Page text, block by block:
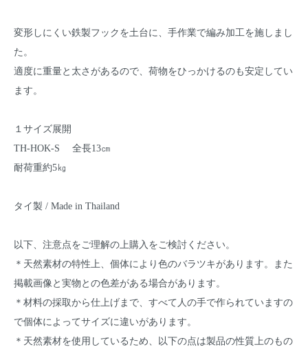
変形しにくい鉄製フックを土台に、手作業で編み加工を施しまし
た。
適度に重量と太さがあるので、荷物をひっかけるのも安定してい
ます。
１サイズ展開
TH-HOK-S 全長13㎝
耐荷重約5㎏
タイ製 / Made in Thailand
以下、注意点をご理解の上購入をご検討ください。
＊天然素材の特性上、個体により色のバラツキがあります。また
掲載画像と実物との色差がある場合があります。
＊材料の採取から仕上げまで、すべて人の手で作られていますの
で個体によってサイズに違いがあります。
＊天然素材を使用しているため、以下の点は製品の性質上のもの